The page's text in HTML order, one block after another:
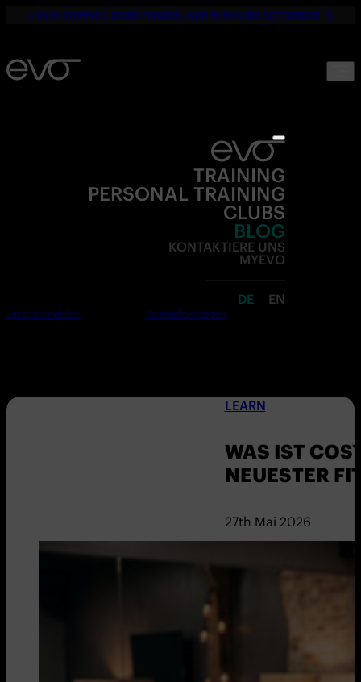
☀️ DEIN SOMMER. DEINE FITNESS. NUR 19,90€ BIS SEPTEMBER. 💪
TRAINING
PERSONAL TRAINING
CLUBS
BLOG
KONTAKTIERE UNS
MYEVO
DE EN
Jetzt anmelden Kostenlos testen
LEARN
WAS IST
NEUESTER
27th Mai 2026